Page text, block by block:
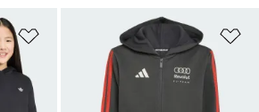
Ajouter à la Liste de produits